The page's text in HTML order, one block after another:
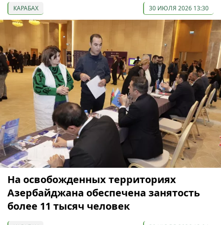
КАРАБАХ 30 ИЮЛЯ 2026 13:30
На освобожденных территориях
Азербайджана обеспечена занятость
более 11 тысяч человек